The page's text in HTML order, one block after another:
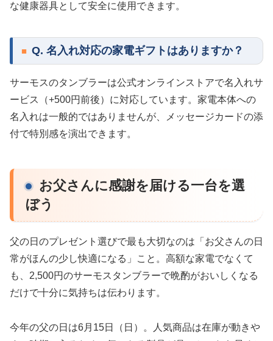
な健康器具として安全に使用できます。
Q. 名入れ対応の家電ギフトはありますか？
サーモスのタンブラーは公式オンラインストアで名入れサ
ービス（+500円前後）に対応しています。家電本体への
名入れは一般的ではありませんが、メッセージカードの添
付で特別感を演出できます。
お父さんに感謝を届ける一台を選
ぼう
父の日のプレゼント選びで最も大切なのは「お父さんの日
常がほんの少し快適になる」こと。高額な家電でなくて
も、2,500円のサーモスタンブラーで晩酌がおいしくなる
だけで十分に気持ちは伝わります。
今年の父の日は6月15日（日）。人気商品は在庫が動きや